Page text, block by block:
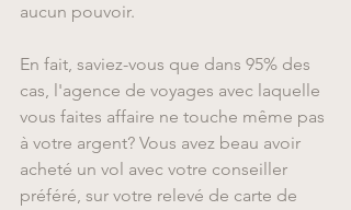
aucun pouvoir.
En fait, saviez-vous que dans 95% des
cas, l'agence de voyages avec laquelle
vous faites affaire ne touche même pas
à votre argent? Vous avez beau avoir
acheté un vol avec votre conseiller
préféré, sur votre relevé de carte de